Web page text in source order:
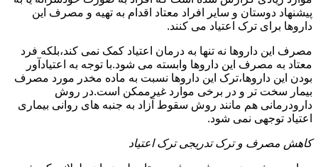
پیشنهاد دوستان و سایر افراد معتاد اقدام به تهیه و مصرف این
داروها برای ترک اعتیاد می کنند.
مصرف این داروها نه تنها به درمان اعتیاد کمک نمی کند،بلکه فرد
معتاد به مصرف این داروها وابسته می شود.با توجه به اعتیادآور
بودن این داروها،ترک این داروها نسبت به ماده مخدر مورد مصرف
بیمار سخت تر و در برخی موارد غیرممکن است.در روش
دارودرمانی هم مانند روش سقوط آزاد به جنبه های روانی بیماری
اعتیاد توجهی نمی شود.
کاهش مصرف و ترک تدریجی ترک اعتیاد